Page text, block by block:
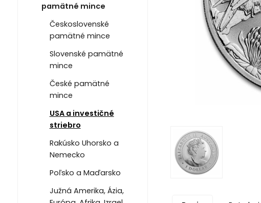
pamätné mince
Československé
pamätné mince
Slovenské pamätné
mince
České pamätné
mince
USA a investičné
striebro
Rakúsko Uhorsko a
Nemecko
Poľsko a Maďarsko
Južná Amerika, Ázia,